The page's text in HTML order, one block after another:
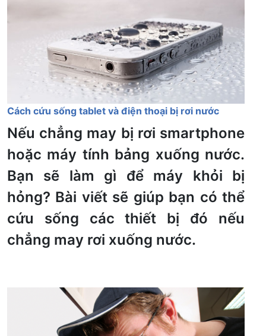
Cách cứu sống tablet và điện thoại bị rơi nước
Nếu chẳng may bị rơi smartphone
hoặc máy tính bảng xuống nước.
Bạn sẽ làm gì để máy khỏi bị
hỏng? Bài viết sẽ giúp bạn có thể
cứu sống các thiết bị đó nếu
chẳng may rơi xuống nước.